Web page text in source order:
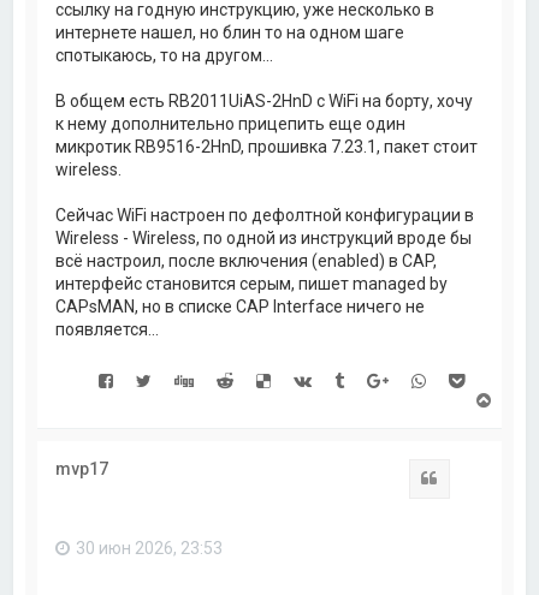
ссылку на годную инструкцию, уже несколько в
интернете нашел, но блин то на одном шаге
спотыкаюсь, то на другом...
В общем есть RB2011UiAS-2HnD с WiFi на борту, хочу
к нему дополнительно прицепить еще один
микротик RB9516-2HnD, прошивка 7.23.1, пакет стоит
wireless.
Сейчас WiFi настроен по дефолтной конфигурации в
Wireless - Wireless, по одной из инструкций вроде бы
всё настроил, после включения (enabled) в CAP,
интерфейс становится серым, пишет managed by
CAPsMAN, но в списке CAP Interface ничего не
появляется...
mvp17
30 июн 2026, 23:53